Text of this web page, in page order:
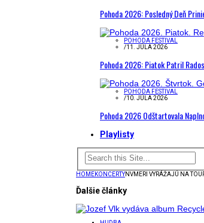
Pohoda 2026: Posledný Deň
POHODA FESTIVAL
/11. JÚLA 2026
Pohoda 2026: Piatok Patril
POHODA FESTIVAL
/10. JÚLA 2026
Pohoda 2026 Odštartovala
Playlisty
HOMEKONCERTYNVMERI VYRÁŽAJÚ NA
Ďalšie články